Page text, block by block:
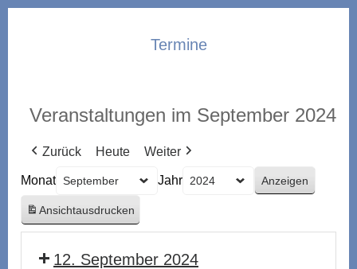
Termine
Veranstaltungen im September 2024
Zurück Heute Weiter
Monat Jahr
Ansichtausdrucken
12. September 2024